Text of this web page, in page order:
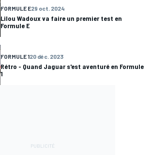
FORMULE E29 oct. 2024
Lilou Wadoux va faire un premier test en
Formule E
FORMULE 120 déc. 2023
Rétro - Quand Jaguar s'est aventuré en Formule
1